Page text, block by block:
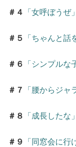
＃４ 「女呼ぼうぜ」
＃５ 「ちゃんと話
＃６ 「シンプルな
＃７ 「腰からジャ
＃８ 「成長したな」
＃９ 「同窓会に行